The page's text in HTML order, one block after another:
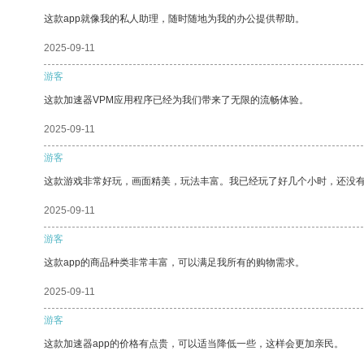
这款app就像我的私人助理，随时随地为我的办公提供帮助。
2025-09-11
游客
这款加速器VPM应用程序已经为我们带来了无限的流畅体验。
2025-09-11
游客
这款游戏非常好玩，画面精美，玩法丰富。我已经玩了好几个小时，还没
2025-09-11
游客
这款app的商品种类非常丰富，可以满足我所有的购物需求。
2025-09-11
游客
这款加速器app的价格有点贵，可以适当降低一些，这样会更加亲民。